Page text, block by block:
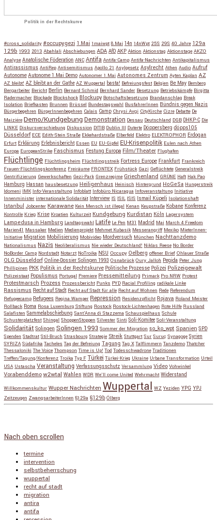
Politik in der Rechtskurve
#cross_solidarity #occupygezi 1.Mai 1maiwpt 8.Mai 14n 14nWpt 25S 29S 40 Jahre 129a
129b 1993 2013 Abahlali Abschiebungen ADA AfD AKP Aktion Aktionstag Aktionstage AKZO
Analyse Anatolische Föderation ANC Antifa Antifa-Camp Antifa-Nachrichten Antikapitalismus
Antirassismus AntiRep Antisemitismus Apollo 21 Asylgesetz Asylrecht Athen Audio Aufruf
Autonome Autonome 1.Mai Demo Autonomer 1.Mai Autonomes Zentrum Ayten Kaplan AZ
AZ bleibt! AZ bleibt an der Gathe AZ Wuppertal basta! Befreiungsfest Belgien Be May Bemberg
Bergarbeiter Bericht Berlin Bernard Schmid Bernhard Sander Besetzung Betriebskämpfe Birgitta
Radermacher Blockade Blockshock Blockupy Botschaftsbesetzung Brandanschlag Break
Isolation Briefkasten Brunnen Brüssel Bundestagswahl BusfahrerInnen Bündnis gegen Nazis
Bürgerbegehren BürgerInnenbegehren Calais Camp Chrysi Avgi CityKirche Cizre Debatte De
Maiziére Demo/Kundgebung Demonstration Dessau Deutschland DGB DHKP-C Die
LINKE Diskursverschiebung Diskussion DITIB Dublin III Duterte Döppersberg döpps105
Düsseldorf ECE Edith-Stein Straße Ekkehardstraße Elberfeld Elektro ELEKTROPHOR Erdogan
Erfurt Erklärung Erlebnisbericht Essen EU EU-Gipfel EU-Krisenpolitik Eulen nach Athen
Europa EuropeanStrike Faschismus Festung Europa Film/Theater Flughafen
Flüchtlinge Flüchtlingsheim Flüchtlingsstreik Fortress Europe Frankfurt Frankreich
Frauen-Flüchtlingskonferenz Freiräume FRONTEX Frühstück Gazi Geflüchtete Generalstreik
Gentrifizierung Gewerkschaften Gezi-Park Grenzregime Griechenland GRÜNE Haft Hak Pao
Hamburg Hassan hausbesetzung Heiligenhaus Heinisch Hintergrund HoGeSa Hungerstreik
Idomeni IMK Info-Veranstaltung Infoblatt Infobüro Nicaragua Infoveranstaltung Initiative
Innenminister internationale Solidarität Interview IS ISIL ISIS Ismail Küpeli Isolationshaft
Istanbul Jobcenter Karawane Kein Mensch ist illegal Kenan Keupstraße Kobane Konferenz
Kontrolle Krieg Krise Kroatien Kulturzeit Kundgebung Kurdistan Köln Lagersystem
Lampedusa in Hamburg Landtagswahl Latife Le Pen M31 Madrid Mai March 4 Freedom
Marien41 Massaker Medien Medienprojekt Mehmet Kubasik Messerangriff Mexiko MieterInnen-
Initiative Migration Mobilisierung Mobivideo Mordversuch München Nachttanzdemo
Nationalismus Nazis Neoliberalismus Nie wieder Deutschland! Niklas Reese No Border
NoBorder Camp Nordstadt Notarzt NoTroika NSU Occupy Oelberg offener Brief Ohlauer Straße
OLG Düsseldorf Online-Dossier Solingen 1993 Osnabrück Oury Jalloh Pegida Peter Jung
Phillipinen PKK Politik in der Rechtskurve Politische Prozesse Polizei Polizeigewalt
Polizeistaat Populismus Portugal Premiere Pressemitteilung Primark Pro NRW Protest
Protestmarsch Prozess Prozessbericht Punks PYD Racial Profiling radikale Linke
Rassismus Recht auf Stadt Recht auf Stadt für alle Recht auf Wohnen Rede Referendum
Refugeecamp Refugees Regina Wamper Repression Residenzpflicht Rojava Roland Meister
Rollback Roma Rosa Luxemburg Stiftung Rostock Rostock-Lichtenhagen Rote Hilfe Russland
Salafisten Sammelabschiebung Sant'Anna di Stazzema Schauspielhaus Schule
Schusterplatzfest Shingal ShoppenStoppen Silvester Sinti Soli-Komitee Soli-Veranstaltung
Solidarität Solingen Solingen 1993 Sommer der Migration so_ko_wpt Spanien SPD
Spenden Stadtrat Stil-Bruch Strasbourg Strategie Streik Stuttgart Sur Suruç Synagoge Syrien
SYRIZA Südafrika Tacheles Tag der Befreiung Tagung Tag X Talflimmern Tanzdemo Thatcher
Thessaloniki The Voice Thompson Time is Up! Tod Todesschwadrone Traditionen
Treffen/Tagung/Konferenz Troika Typ F Türkei Türkei-Krieg Ukraine Urbane Transformation Urteil
USA Ustascha Veranstaltung Verfassungsschutz Versammlung Video Vohwinkel
Vorabenddemo w2wtal Wahlen WDR We'll come United Wehrmacht Widerstand
Willkommenskultur Wupper Nachrichten Wuppertal WZ Yeziden YPG YPJ
Zeitzeugen ZwangsarbeiterInnen §129a §129b Ölberg
Nach oben scrollen
termine
intervention
selbstbeherrschung
wuppertal
recht auf stadt
migration
antira
antifa